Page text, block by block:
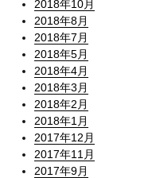
2018年10月
2018年8月
2018年7月
2018年5月
2018年4月
2018年3月
2018年2月
2018年1月
2017年12月
2017年11月
2017年9月